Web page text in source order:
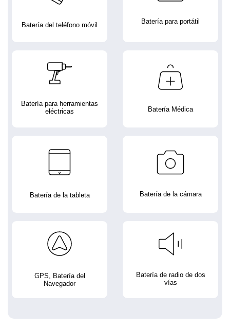
Batería del teléfono móvil Batería para portátil
Batería para herramientas
eléctricas
Batería Médica
Batería de la tableta Batería de la cámara
GPS, Batería del
Navegador
Batería de radio de dos
vías